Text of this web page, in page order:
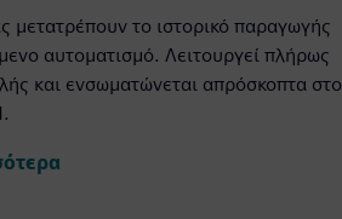
μετατρέπουν το ιστορικό παραγωγής
αυτοματισμό. Λειτουργεί πλήρως
και ενσωματώνεται απρόσκοπτα στο